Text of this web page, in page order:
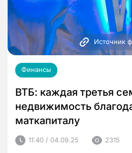
Источник
Финансы
ВТБ: каждая третья
недвижимость
маткапиталу
11:40 / 04.09.25 2315